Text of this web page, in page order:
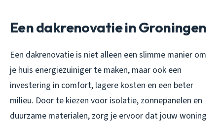
Een dakrenovatie in Groningen
Een dakrenovatie is niet alleen een slimme manier om
je huis energiezuiniger te maken, maar ook een
investering in comfort, lagere kosten en een beter
milieu. Door te kiezen voor isolatie, zonnepanelen en
duurzame materialen, zorg je ervoor dat jouw woning